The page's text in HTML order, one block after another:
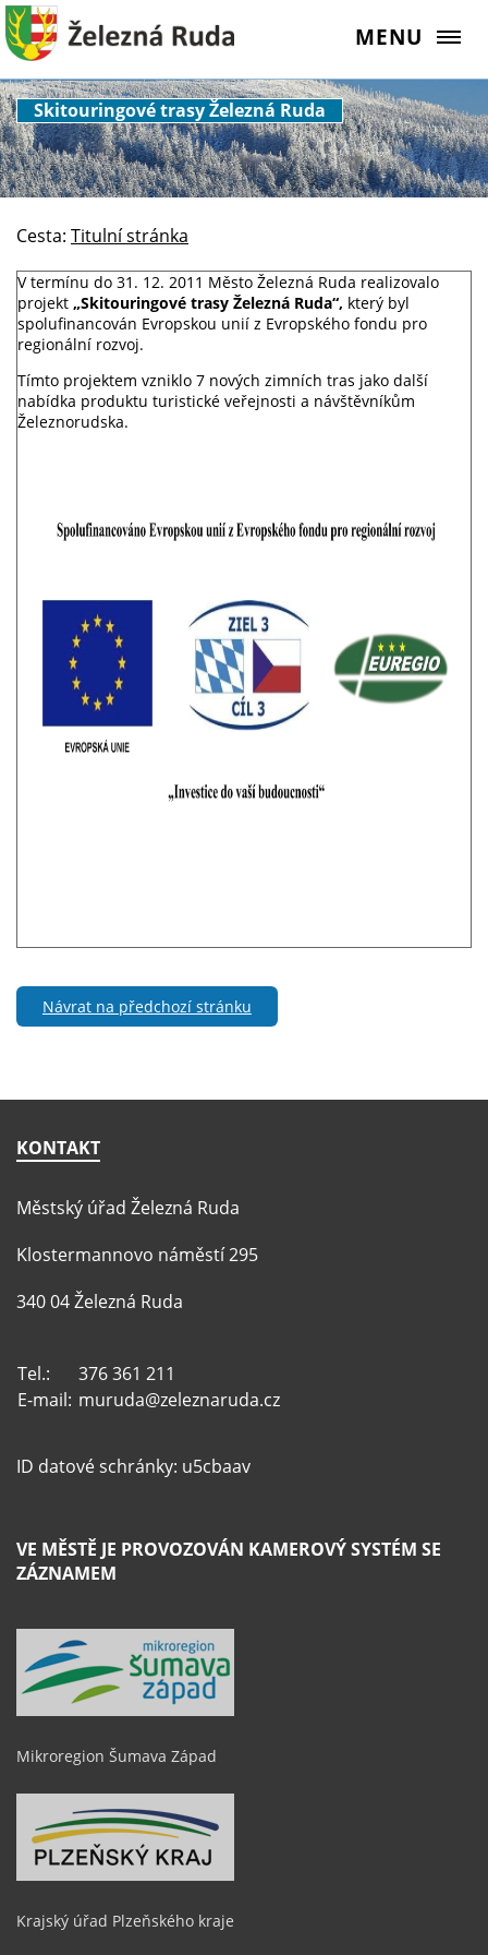
MENU
Skitouringové trasy Železná Ruda
Cesta: Titulní stránka
V termínu do 31. 12. 2011 Město Železná Ruda realizovalo
projekt „Skitouringové trasy Železná Ruda“, který byl
spolufinancován Evropskou unií z Evropského fondu pro
regionální rozvoj.
Tímto projektem vzniklo 7 nových zimních tras jako další
nabídka produktu turistické veřejnosti a návštěvníkům
Železnorudska.
Návrat na předchozí stránku
KONTAKT
Městský úřad Železná Ruda
Klostermannovo náměstí 295
340 04 Železná Ruda
Tel.:
376 361 211
E-mail: muruda@zeleznaruda.cz
ID datové schránky: u5cbaav
VE MĚSTĚ JE PROVOZOVÁN KAMEROVÝ SYSTÉM SE
ZÁZNAMEM
Mikroregion Šumava Západ
Krajský úřad Plzeňského kraje